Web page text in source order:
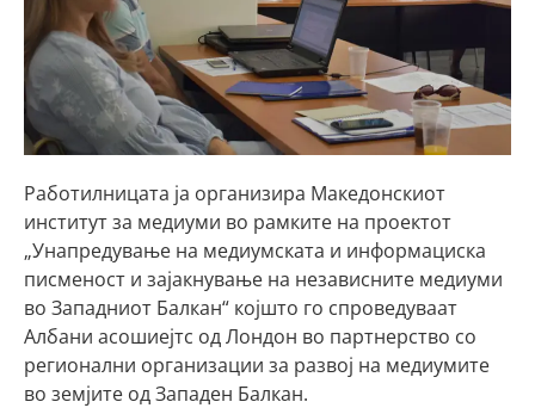
Работилницата ја организира Македонскиот
институт за медиуми во рамките на проектот
„Унапредување на медиумската и информациска
писменост и зајакнување на независните медиуми
во Западниот Балкан“ којшто го спроведуваат
Албани асошиејтс од Лондон во партнерство со
регионални организации за развој на медиумите
во земјите од Западен Балкан.